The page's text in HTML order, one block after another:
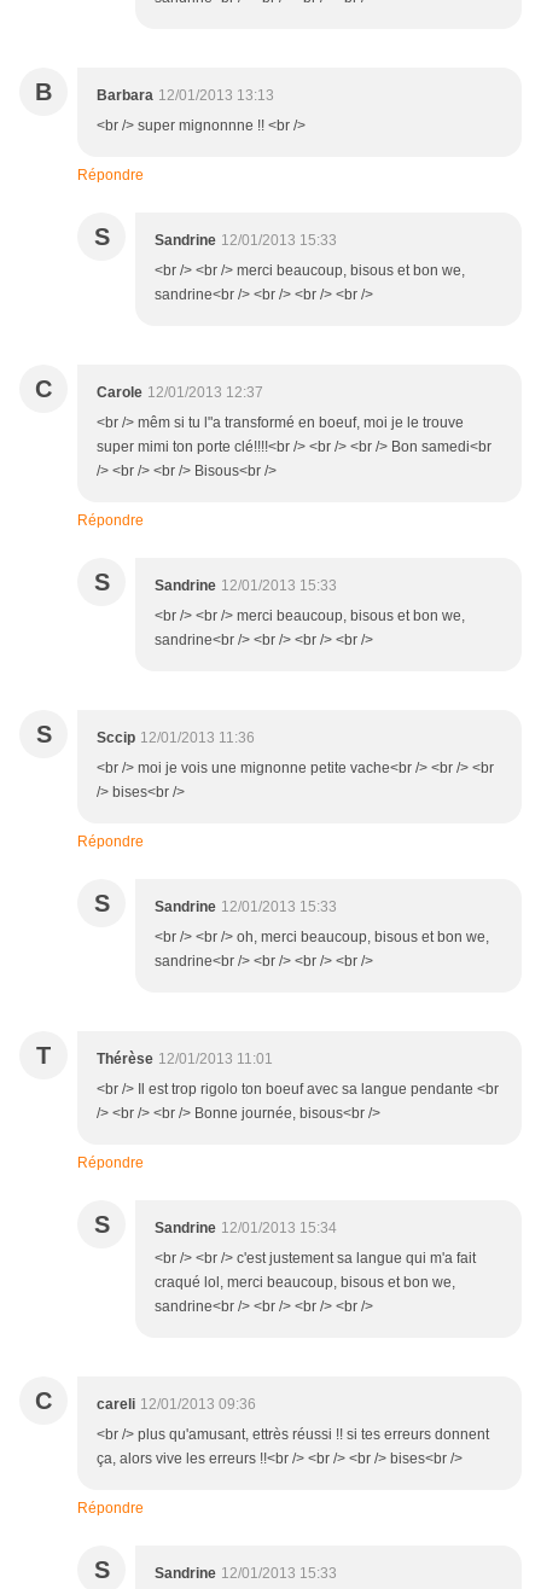
B Barbara 12/01/2013 13:13
<br /> super mignonnne !! <br />
Répondre
S Sandrine 12/01/2013 15:33
<br /> <br /> merci beaucoup, bisous et bon we,
sandrine<br /> <br /> <br /> <br />
C Carole 12/01/2013 12:37
<br /> mêm si tu l"a transformé en boeuf, moi je le trouve
super mimi ton porte clé!!!!<br /> <br /> <br /> Bon samedi<br
/> <br /> <br /> Bisous<br />
Répondre
S Sandrine 12/01/2013 15:33
<br /> <br /> merci beaucoup, bisous et bon we,
sandrine<br /> <br /> <br /> <br />
S Sccip 12/01/2013 11:36
<br /> moi je vois une mignonne petite vache<br /> <br /> <br
/> bises<br />
Répondre
S Sandrine 12/01/2013 15:33
<br /> <br /> oh, merci beaucoup, bisous et bon we,
sandrine<br /> <br /> <br /> <br />
T Thérèse 12/01/2013 11:01
<br /> Il est trop rigolo ton boeuf avec sa langue pendante <br
/> <br /> <br /> Bonne journée, bisous<br />
Répondre
S Sandrine 12/01/2013 15:34
<br /> <br /> c'est justement sa langue qui m'a fait
craqué lol, merci beaucoup, bisous et bon we,
sandrine<br /> <br /> <br /> <br />
C careli 12/01/2013 09:36
<br /> plus qu'amusant, ettrès réussi !! si tes erreurs donnent
ça, alors vive les erreurs !!<br /> <br /> <br /> bises<br />
Répondre
S Sandrine 12/01/2013 15:33